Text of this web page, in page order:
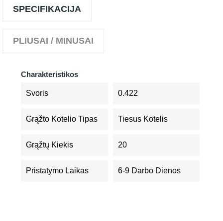
SPECIFIKACIJA
PLIUSAI / MINUSAI
Charakteristikos
Svoris 0.422
Grąžto Kotelio Tipas Tiesus Kotelis
Grąžtų Kiekis 20
Pristatymo Laikas 6-9 Darbo Dienos